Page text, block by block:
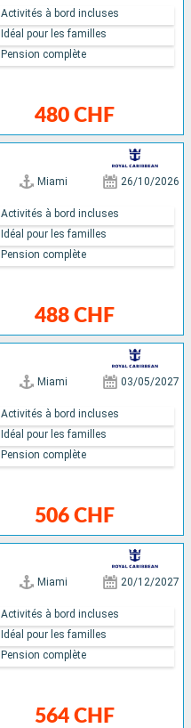
480 CHF
Activités à bord incluses
Idéal pour les familles
Pension complète
Miami 26/10/2026
488 CHF
Activités à bord incluses
Idéal pour les familles
Pension complète
Miami 03/05/2027
506 CHF
Activités à bord incluses
Idéal pour les familles
Pension complète
Miami 20/12/2027
564 CHF
Activités à bord incluses
Idéal pour les familles
Pension complète